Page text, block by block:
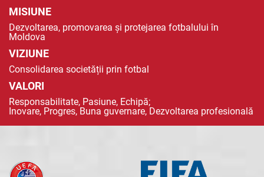
MISIUNE
Dezvoltarea, promovarea și protejarea fotbalului în
Moldova
VIZIUNE
Consolidarea societății prin fotbal
VALORI
Responsabilitate, Pasiune, Echipă;
Inovare, Progres, Buna guvernare, Dezvoltarea profesională